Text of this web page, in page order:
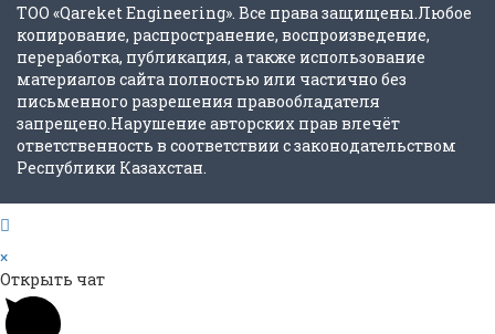
ТОО «Qareket Engineering». Все права защищены.Любое
копирование, распространение, воспроизведение,
переработка, публикация, а также использование
материалов сайта полностью или частично без
письменного разрешения правообладателя
запрещено.Нарушение авторских прав влечёт
ответственность в соответствии с законодательством
Республики Казахстан.
×
Открыть чат